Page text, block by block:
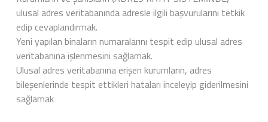
ulusal adres veritabanında adresle ilgili başvurularını tetkik
edip cevaplandırmak.
Yeni yapılan binaların numaralarını tespit edip ulusal adres
veritabanına işlenmesini sağlamak.
Ulusal adres veritabanına erişen kurumların, adres
bileşenlerinde tespit ettikleri hataları inceleyip giderilmesini
sağlamak